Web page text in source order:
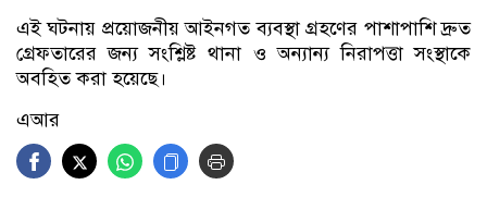
এই ঘটনায় প্রয়োজনীয় আইনগত ব্যবস্থা গ্রহণের পাশাপাশি দ্রুত
গ্রেফতারের জন্য সংশ্লিষ্ট থানা ও অন্যান্য নিরাপত্তা সংস্থাকে
অবহিত করা হয়েছে।
এআর